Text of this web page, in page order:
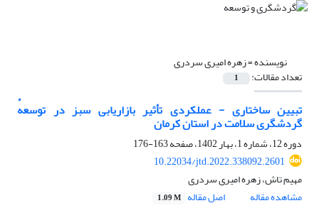
نویسنده =زهره امیری سردری
تعداد مقالات: 1
تبیین ساختاری - عملکردی تأثیر بازاریابی سبز در توسعهٔ
گردشگری سلامت در استان کرمان
دوره 12، شماره 1، بهار 1402، صفحه
163-176
10.22034/jtd.2022.338092.2601
مهیم تاش، زهره امیری سردری
مشاهده مقاله
اصل مقاله 1.09 M